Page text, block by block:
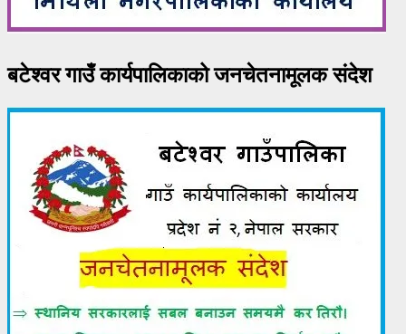
बटेश्वर गाउँ कार्यपालिकाको जनचेतनामूलक संदेश